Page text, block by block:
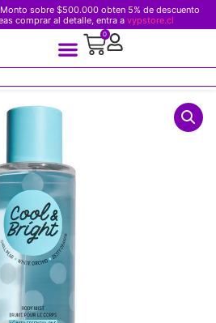
sobre $500.000 obten 5% de descuento
comprar al detalle, entra a vypstore.cl
0